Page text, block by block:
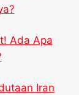
Ada Apa
Iran